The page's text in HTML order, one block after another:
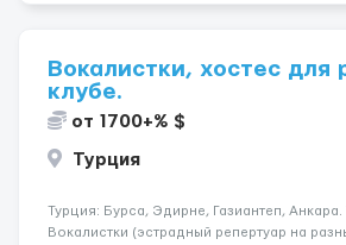
Вокалистки, хостес для
клубе.
от 1700+% $
Турция
Турция: Бурса, Эдирне, Газиантеп, Анкара.
Вокалистки (эстрадный репертуар на